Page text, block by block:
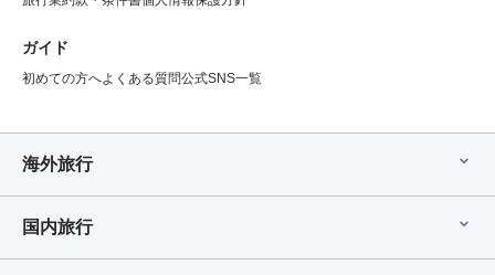
ガイド
初めての方へよくある質問公式SNS一覧
海外旅行
国内旅行